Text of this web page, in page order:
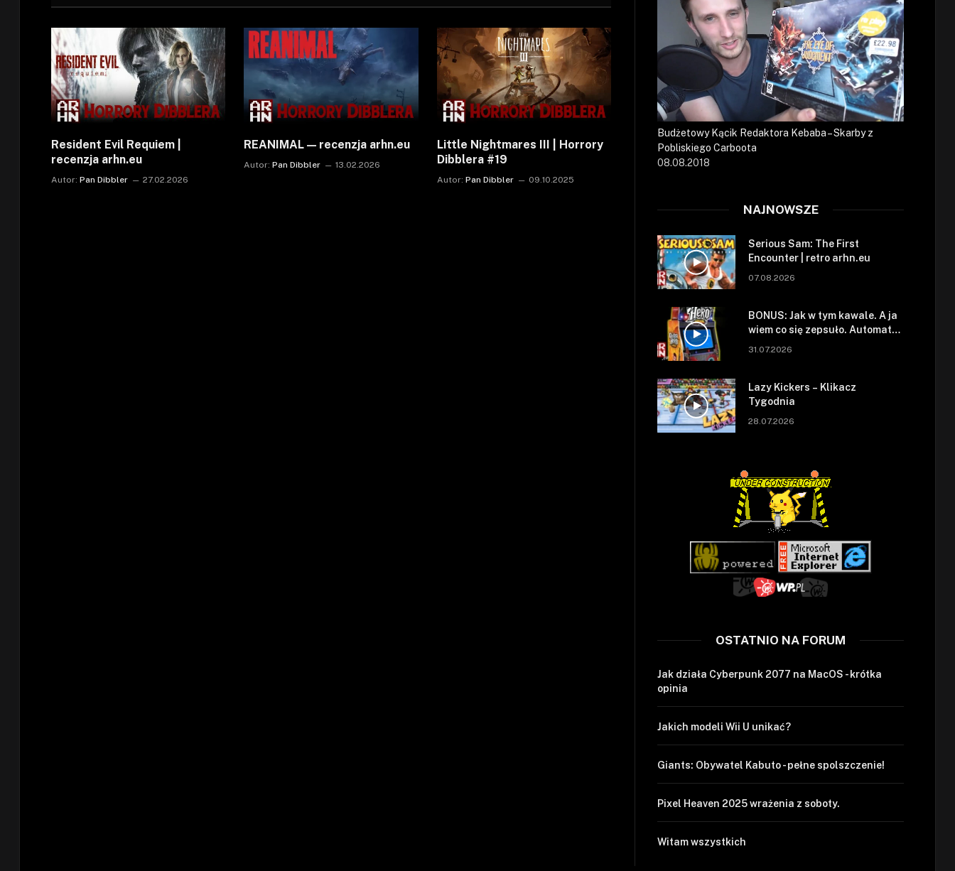
Resident Evil Requiem |
recenzja arhn.eu
Autor: Pan Dibbler 27.02.2026
REANIMAL — recenzja arhn.eu
Autor: Pan Dibbler 13.02.2026
Little Nightmares III | Horrory
Dibblera #19
Autor: Pan Dibbler 09.10.2025
Budżetowy Kącik Redaktora Kebaba – Skarby z
Pobliskiego Carboota
08.08.2018
NAJNOWSZE
Serious Sam: The First
Encounter | retro arhn.eu
07.08.2026
BONUS: Jak w tym kawale. A ja
wiem co się zepsuło. Automat
się zepsuł.
31.07.2026
Lazy Kickers – Klikacz
Tygodnia
28.07.2026
OSTATNIO NA FORUM
Jak działa Cyberpunk 2077 na MacOS - krótka
opinia
Jakich modeli Wii U unikać?
Giants: Obywatel Kabuto - pełne spolszczenie!
Pixel Heaven 2025 wrażenia z soboty.
Witam wszystkich